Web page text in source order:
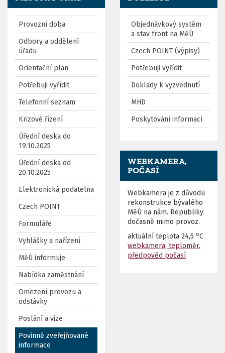
Provozní doba
Odbory a oddělení
úřadu
Orientační plán
Potřebuji vyřídit
Telefonní seznam
Krizové řízení
Úřední deska do
19.10.2025
Úřední deska od
20.10.2025
Elektronická podatelna
Czech POINT
Formuláře
Vyhlášky a nařízení
MěÚ informuje
Nabídka zaměstnání
Omezení provozu a
odstávky
Poslání a vize
Povinně zveřejňované
informace
Objednávkový systém
a stav front na MěÚ
Czech POINT (výpisy)
Potřebuji vyřídit
Doklady k vyzvednutí
MHD
Poskytování informací
WEBKAMERA,
POČASÍ
Webkamera je z důvodu
rekonstrukce bývalého
MěÚ na nám. Republiky
dočasně mimo provoz.
aktuální teplota 24,5 oC
webkamera, teploměr,
předpověď počasí